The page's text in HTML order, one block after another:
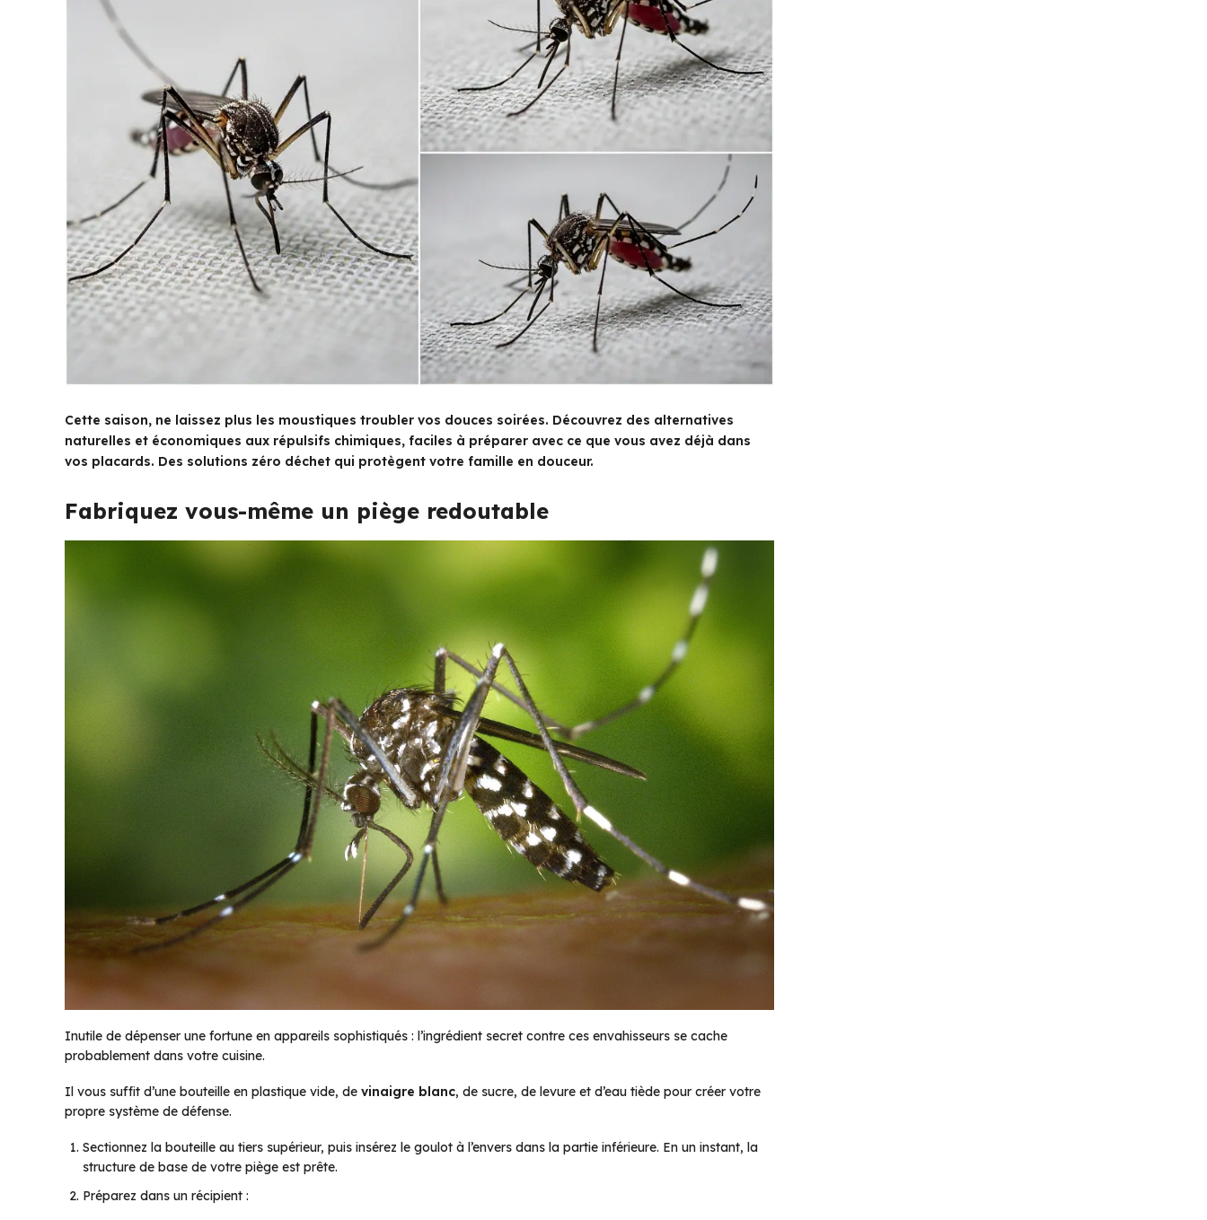
Cette saison, ne laissez plus les moustiques troubler vos douces soirées. Découvrez des alternatives
naturelles et économiques aux répulsifs chimiques, faciles à préparer avec ce que vous avez déjà dans
vos placards. Des solutions zéro déchet qui protègent votre famille en douceur.
Fabriquez vous-même un piège redoutable
Inutile de dépenser une fortune en appareils sophistiqués : l’ingrédient secret contre ces envahisseurs se cache
probablement dans votre cuisine.
Il vous suffit d’une bouteille en plastique vide, de vinaigre blanc, de sucre, de levure et d’eau tiède pour créer votre
propre système de défense.
Sectionnez la bouteille au tiers supérieur, puis insérez le goulot à l’envers dans la partie inférieure. En un instant, la
structure de base de votre piège est prête.
Préparez dans un récipient :